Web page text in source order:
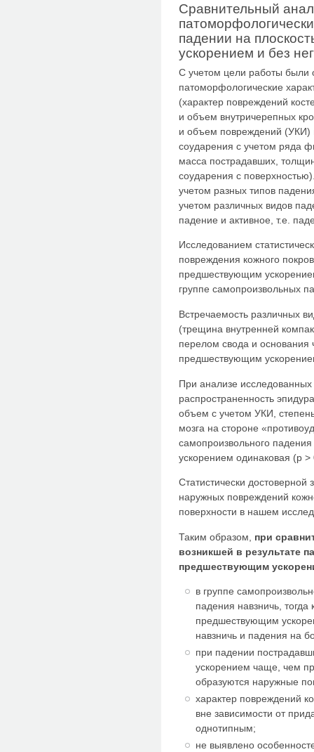
Сравнительный
падении на
ускорением и без
С учетом цели работы были
патоморфологические
(характер повреждений
и объем внутричерепных
и объем повреждений (УКИ)
соударения с учетом ряда
масса пострадавших,
соударения с
учетом разных типов
учетом различных видов
падение и активное, т.е.
Исследованием
повреждения кожного
предшествующим
группе самопроизвольных
Встречаемость различных
(трещина внутренней
перелом свода и основания
предшествующим
При анализе
распространенность
объем с учетом УКИ,
мозга на стороне
самопроизвольного
ускорением одинаковая (р >
Статистически достоверной
наружных повреждений
поверхности в нашем
Таким образом, при
возникшей в результате
предшествующим
в группе
падения навзничь, тогда
предшествующим
навзничь и падения на
при падении
ускорением чаще, чем
образуются наружные
характер повреждений
вне зависимости от
однотипным;
не выявлено